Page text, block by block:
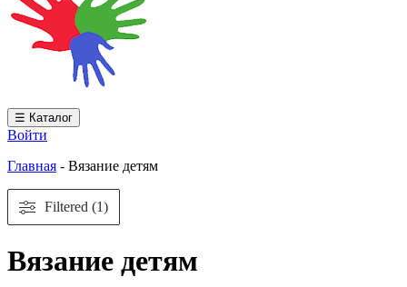
☰ Каталог
Войти
Главная - Вязание детям
Filtered (1)
Вязание детям